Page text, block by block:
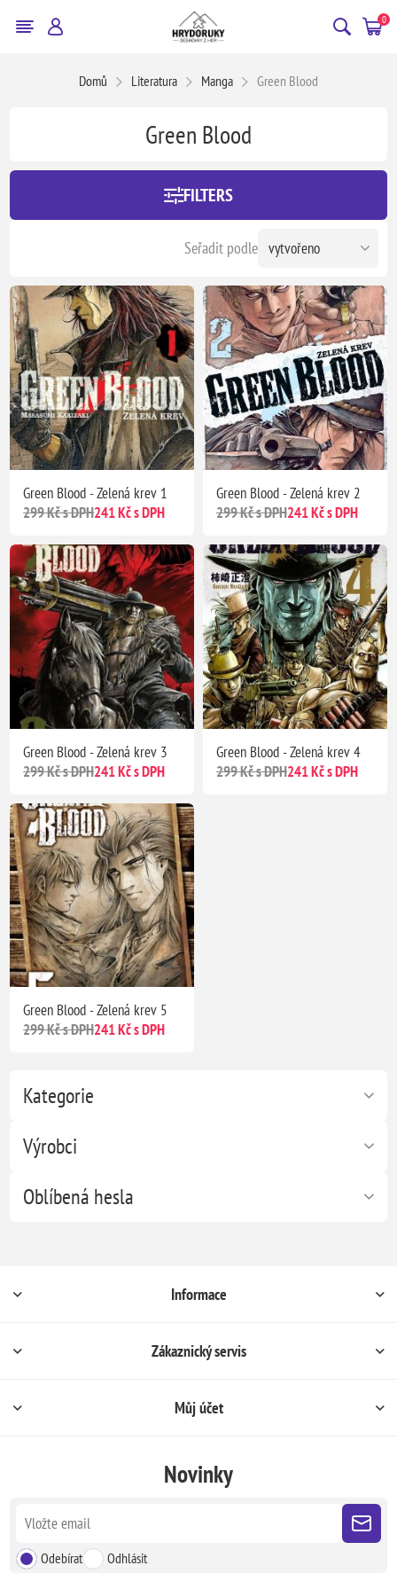
0
Domů Literatura Manga Green Blood
Kategorie
Výrobci
Oblíbená hesla
Green Blood
FILTERS
Seřadit podle
Green Blood - Zelená krev 1
299 Kč s DPH241 Kč s DPH
Green Blood - Zelená krev 2
299 Kč s DPH241 Kč s DPH
Green Blood - Zelená krev 3
299 Kč s DPH241 Kč s DPH
Green Blood - Zelená krev 4
299 Kč s DPH241 Kč s DPH
Green Blood - Zelená krev 5
299 Kč s DPH241 Kč s DPH
Informace
Zákaznický servis
Můj účet
Novinky
Odebírat Odhlásit